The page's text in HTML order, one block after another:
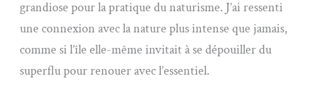
grandiose pour la pratique du naturisme. J’ai ressenti
une connexion avec la nature plus intense que jamais,
comme si l’île elle-même invitait à se dépouiller du
superflu pour renouer avec l’essentiel.